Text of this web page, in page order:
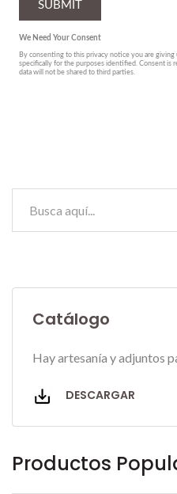
Catálogo
Hay artesanía y adjuntos
DESCARGAR
Productos